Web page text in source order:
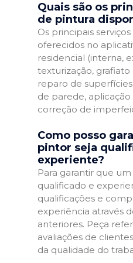
Quais são os
de pintura
Os principais
oferecidos no
residencial (interna,
texturização,
reparo de
de parede,
correção de
Como posso
pintor seja
experiente?
Para garantir que
qualificado e
qualificações e
experiência através
anteriores. Peça
avaliações de
da qualidade do